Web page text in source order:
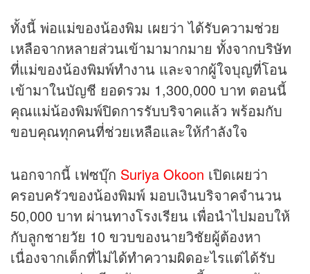
ทั้งนี้ พ่อแม่ของน้องพิม เผยว่า ได้รับความช่วย
เหลือจากหลายส่วนเข้ามามากมาย ทั้งจากบริษัท
ที่แม่ของน้องพิมพ์ทำงาน และจากผู้ใจบุญที่โอน
เข้ามาในบัญชี ยอดรวม 1,300,000 บาท ตอนนี้
คุณแม่น้องพิมพ์ปิดการรับบริจาคแล้ว พร้อมกับ
ขอบคุณทุกคนที่ช่วยเหลือและให้กำลังใจ
นอกจากนี้ เฟซบุ๊ก Suriya Okoon เปิดเผยว่า
ครอบครัวของน้องพิมพ์ มอบเงินบริจาคจำนวน
50,000 บาท ผ่านทางโรงเรียน เพื่อนำไปมอบให้
กับลูกชายวัย 10 ขวบของนายวิชัยผู้ต้องหา
เนื่องจากเด็กที่ไม่ได้ทำความผิดอะไรแต่ได้รับ